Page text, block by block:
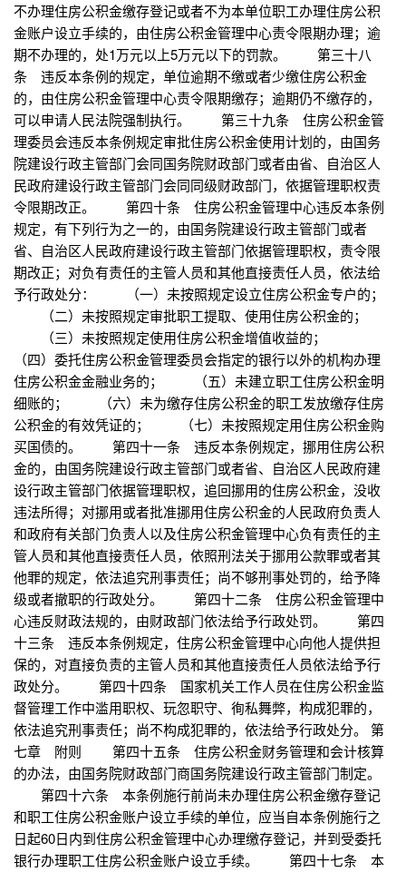
不办理住房公积金缴存登记或者不为本单位职工办理住房公积
金账户设立手续的，由住房公积金管理中心责令限期办理；逾
期不办理的，处1万元以上5万元以下的罚款。 第三十八
条 违反本条例的规定，单位逾期不缴或者少缴住房公积金
的，由住房公积金管理中心责令限期缴存；逾期仍不缴存的，
可以申请人民法院强制执行。 第三十九条 住房公积金管
理委员会违反本条例规定审批住房公积金使用计划的，由国务
院建设行政主管部门会同国务院财政部门或者由省、自治区人
民政府建设行政主管部门会同同级财政部门，依据管理职权责
令限期改正。 第四十条 住房公积金管理中心违反本条例
规定，有下列行为之一的，由国务院建设行政主管部门或者
省、自治区人民政府建设行政主管部门依据管理职权，责令限
期改正；对负有责任的主管人员和其他直接责任人员，依法给
予行政处分： （一）未按照规定设立住房公积金专户的；
（二）未按照规定审批职工提取、使用住房公积金的；
（三）未按照规定使用住房公积金增值收益的；
（四）委托住房公积金管理委员会指定的银行以外的机构办理
住房公积金金融业务的； （五）未建立职工住房公积金明
细账的； （六）未为缴存住房公积金的职工发放缴存住房
公积金的有效凭证的； （七）未按照规定用住房公积金购
买国债的。 第四十一条 违反本条例规定，挪用住房公积
金的，由国务院建设行政主管部门或者省、自治区人民政府建
设行政主管部门依据管理职权，追回挪用的住房公积金，没收
违法所得；对挪用或者批准挪用住房公积金的人民政府负责人
和政府有关部门负责人以及住房公积金管理中心负有责任的主
管人员和其他直接责任人员，依照刑法关于挪用公款罪或者其
他罪的规定，依法追究刑事责任；尚不够刑事处罚的，给予降
级或者撤职的行政处分。 第四十二条 住房公积金管理中
心违反财政法规的，由财政部门依法给予行政处罚。 第四
十三条 违反本条例规定，住房公积金管理中心向他人提供担
保的，对直接负责的主管人员和其他直接责任人员依法给予行
政处分。 第四十四条 国家机关工作人员在住房公积金监
督管理工作中滥用职权、玩忽职守、徇私舞弊，构成犯罪的，
依法追究刑事责任；尚不构成犯罪的，依法给予行政处分。 第
七章 附则 第四十五条 住房公积金财务管理和会计核算
的办法，由国务院财政部门商国务院建设行政主管部门制定。
第四十六条 本条例施行前尚未办理住房公积金缴存登记
和职工住房公积金账户设立手续的单位，应当自本条例施行之
日起60日内到住房公积金管理中心办理缴存登记，并到受委托
银行办理职工住房公积金账户设立手续。 第四十七条 本